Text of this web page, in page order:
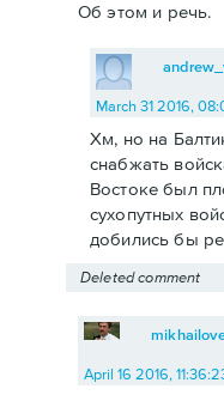
Об этом и речь.
March 31 2016,
Хм, но на
снабжать
Востоке был
сухопутных
добились бы
Deleted comment
April 16 2016,